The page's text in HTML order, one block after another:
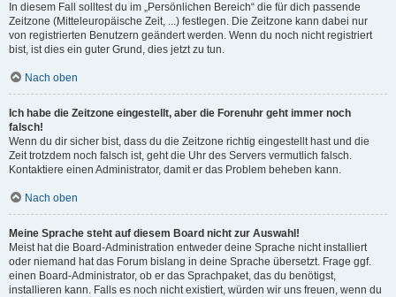
In diesem Fall solltest du im „Persönlichen Bereich“ die für dich passende
Zeitzone (Mitteleuropäische Zeit, ...) festlegen. Die Zeitzone kann dabei nur
von registrierten Benutzern geändert werden. Wenn du noch nicht registriert
bist, ist dies ein guter Grund, dies jetzt zu tun.
Nach oben
Ich habe die Zeitzone eingestellt, aber die Forenuhr geht immer noch
falsch!
Wenn du dir sicher bist, dass du die Zeitzone richtig eingestellt hast und die
Zeit trotzdem noch falsch ist, geht die Uhr des Servers vermutlich falsch.
Kontaktiere einen Administrator, damit er das Problem beheben kann.
Nach oben
Meine Sprache steht auf diesem Board nicht zur Auswahl!
Meist hat die Board-Administration entweder deine Sprache nicht installiert
oder niemand hat das Forum bislang in deine Sprache übersetzt. Frage ggf.
einen Board-Administrator, ob er das Sprachpaket, das du benötigst,
installieren kann. Falls es noch nicht existiert, würden wir uns freuen, wenn du